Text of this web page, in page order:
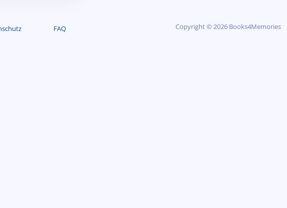
FAQ Copyright © 2026 Books4Memories